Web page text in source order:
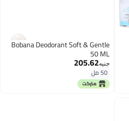
Bobana Deodorant Soft & Gentle
50 ML
جنيه205.62
50 مل